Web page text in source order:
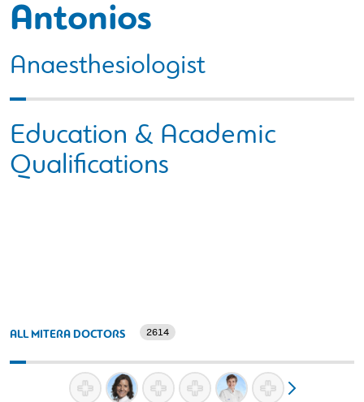
Antonios
Anaesthesiologist
Education & Academic
Qualifications
ALL MITERA DOCTORS 2614